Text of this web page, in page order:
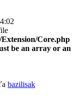
Core.php
be an array or an
bazilisak